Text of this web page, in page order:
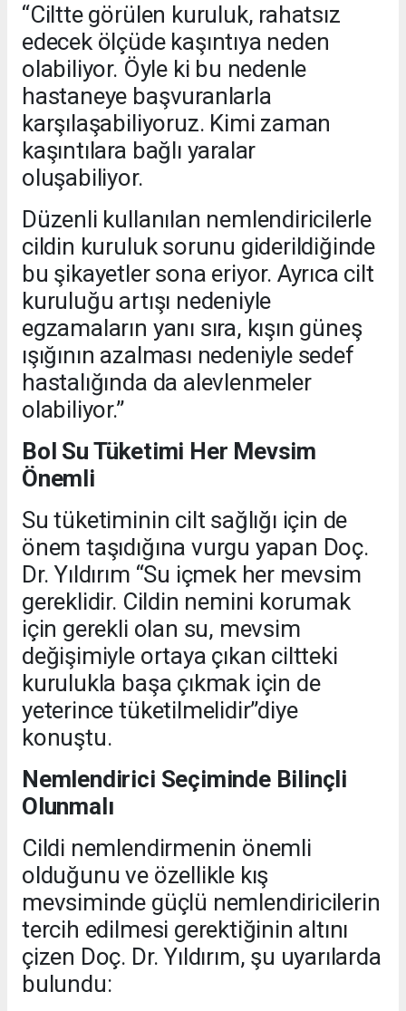
“Ciltte görülen kuruluk, rahatsız
edecek ölçüde kaşıntıya neden
olabiliyor. Öyle ki bu nedenle
hastaneye başvuranlarla
karşılaşabiliyoruz. Kimi zaman
kaşıntılara bağlı yaralar
oluşabiliyor.
Düzenli kullanılan nemlendiricilerle
cildin kuruluk sorunu giderildiğinde
bu şikayetler sona eriyor. Ayrıca cilt
kuruluğu artışı nedeniyle
egzamaların yanı sıra, kışın güneş
ışığının azalması nedeniyle sedef
hastalığında da alevlenmeler
olabiliyor.”
Bol Su Tüketimi Her Mevsim
Önemli
Su tüketiminin cilt sağlığı için de
önem taşıdığına vurgu yapan Doç.
Dr. Yıldırım “Su içmek her mevsim
gereklidir. Cildin nemini korumak
için gerekli olan su, mevsim
değişimiyle ortaya çıkan ciltteki
kurulukla başa çıkmak için de
yeterince tüketilmelidir”diye
konuştu.
Nemlendirici Seçiminde Bilinçli
Olunmalı
Cildi nemlendirmenin önemli
olduğunu ve özellikle kış
mevsiminde güçlü nemlendiricilerin
tercih edilmesi gerektiğinin altını
çizen Doç. Dr. Yıldırım, şu uyarılarda
bulundu: